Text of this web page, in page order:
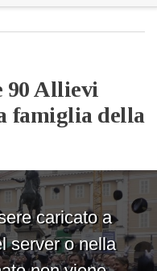
90 Allievi
famiglia della